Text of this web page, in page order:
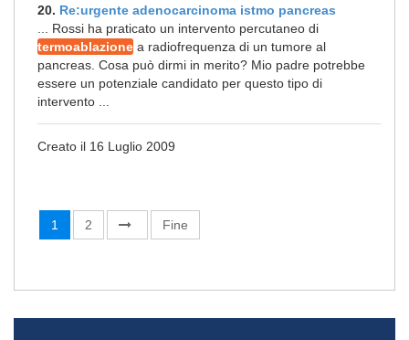
20. Re:urgente adenocarcinoma istmo pancreas
... Rossi ha praticato un intervento percutaneo di
termoablazione a radiofrequenza di un tumore al
pancreas. Cosa può dirmi in merito? Mio padre potrebbe
essere un potenziale candidato per questo tipo di
intervento ...
Creato il 16 Luglio 2009
1 2 Fine